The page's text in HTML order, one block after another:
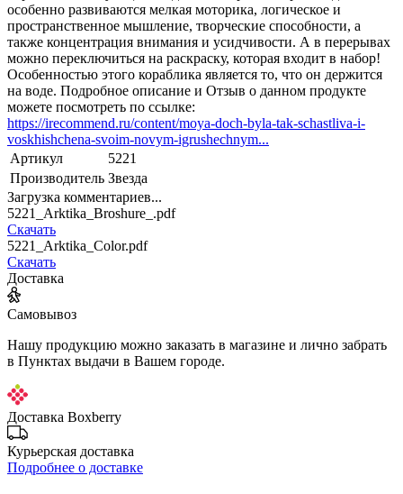
особенно развиваются мелкая моторика, логическое и
пространственное мышление, творческие способности, а
также концентрация внимания и усидчивости. А в перерывах
можно переключиться на раскраску, которая входит в набор!
Особенностью этого кораблика является то, что он держится
на воде. Подробное описание и Отзыв о данном продукте
можете посмотреть по ссылке:
https://irecommend.ru/content/moya-doch-byla-tak-schastliva-i-
voskhishchena-svoim-novym-igrushechnym...
Артикул
5221
Производитель Звезда
Загрузка комментариев...
5221_Arktika_Broshure_.pdf
Скачать
5221_Arktika_Color.pdf
Скачать
Доставка
Самовывоз
Нашу продукцию можно заказать в магазине и лично забрать
в Пунктах выдачи в Вашем городе.
Доставка Boxberry
Курьерская доставка
Подробнее о доставке